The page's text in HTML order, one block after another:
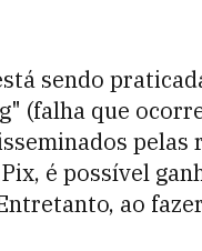
sendo
(falha que
pelas
é possível
ao